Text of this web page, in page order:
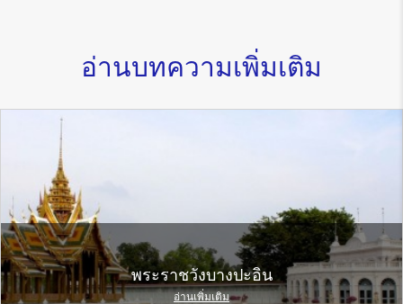
อ่านบทความเพิ่มเติม
พระราชวังบางปะอิน
อ่านเพิ่มเติม